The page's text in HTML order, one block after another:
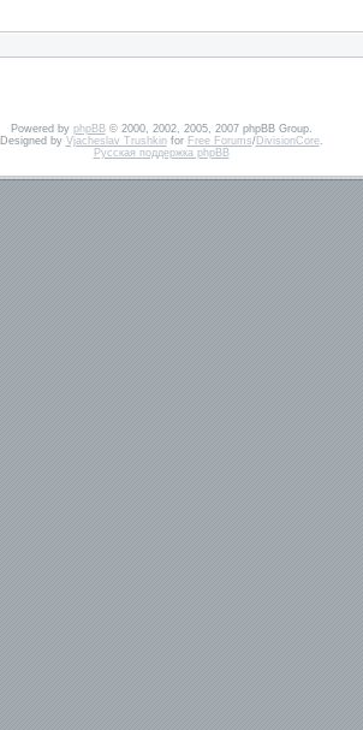
Powered by phpBB© 2000, 2002, 2005, 2007 phpBB Group.
Designed by Vjacheslav Trushkinfor Free Forums/DivisionCore.
Русская поддержка phpBB